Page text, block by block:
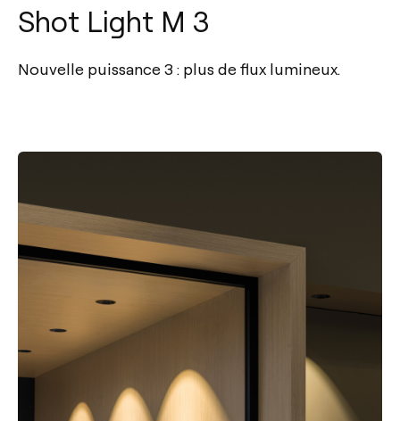
Shot Light M 3
Nouvelle puissance 3 : plus de flux lumineux.